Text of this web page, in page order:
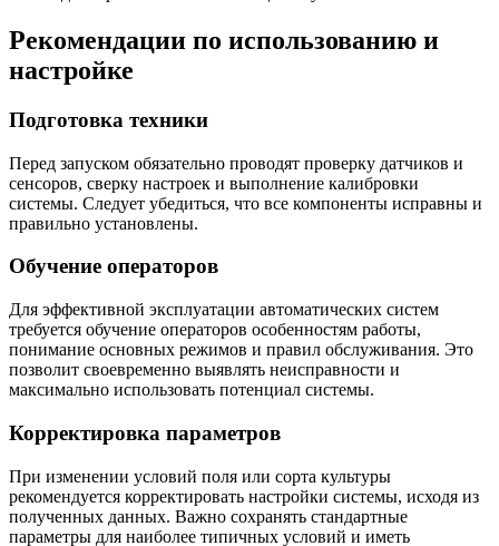
Рекомендации по использованию и
настройке
Подготовка техники
Перед запуском обязательно проводят проверку датчиков и
сенсоров, сверку настроек и выполнение калибровки
системы. Следует убедиться, что все компоненты исправны и
правильно установлены.
Обучение операторов
Для эффективной эксплуатации автоматических систем
требуется обучение операторов особенностям работы,
понимание основных режимов и правил обслуживания. Это
позволит своевременно выявлять неисправности и
максимально использовать потенциал системы.
Корректировка параметров
При изменении условий поля или сорта культуры
рекомендуется корректировать настройки системы, исходя из
полученных данных. Важно сохранять стандартные
параметры для наиболее типичных условий и иметь